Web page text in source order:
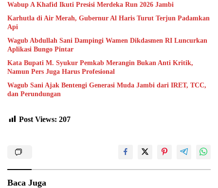
Wabup A Khafid Ikuti Presisi Merdeka Run 2026 Jambi
Karhutla di Air Merah, Gubernur Al Haris Turut Terjun Padamkan
Api
Wagub Abdullah Sani Dampingi Wamen Dikdasmen RI Luncurkan
Aplikasi Bungo Pintar
Kata Bupati M. Syukur Pemkab Merangin Bukan Anti Kritik,
Namun Pers Juga Harus Profesional
Wagub Sani Ajak Bentengi Generasi Muda Jambi dari IRET, TCC,
dan Perundungan
Post Views: 207
Baca Juga